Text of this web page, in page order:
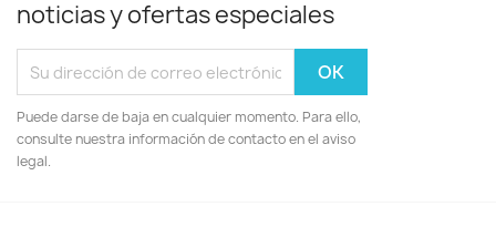
noticias y ofertas especiales
Puede darse de baja en cualquier momento. Para ello,
consulte nuestra información de contacto en el aviso
legal.